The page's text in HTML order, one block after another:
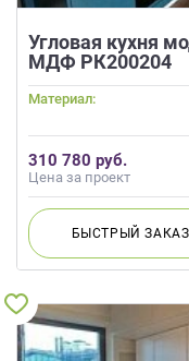
Угловая кухня
МДФ РК200204
Материал:
310 780 руб.
Цена за проект
БЫСТРЫЙЗАКАЗ